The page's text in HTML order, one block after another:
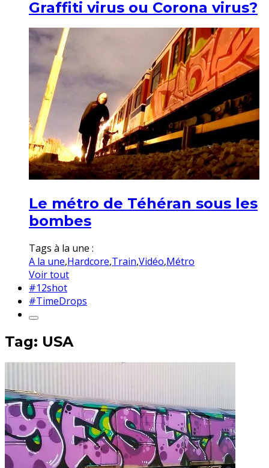
Graffiti virus ou Corona virus?
Le métro de Téhéran sous les
bombes
Tags à la une :
A la une,Hardcore,Train,Vidéo,Métro
Voir tout
#12shot
#TimeDrops
Tag: USA